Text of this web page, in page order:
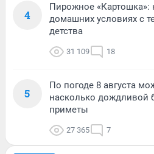
4
Пирожное «Картошка»:
домашних условиях с
детства
31 109 18
5
По погоде 8 августа
насколько дождливой
приметы
27 365 7